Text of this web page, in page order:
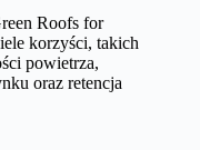
Roofs for
korzyści, takich
powietrza,
oraz retencja